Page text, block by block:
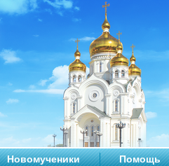
Новомученики Помощь